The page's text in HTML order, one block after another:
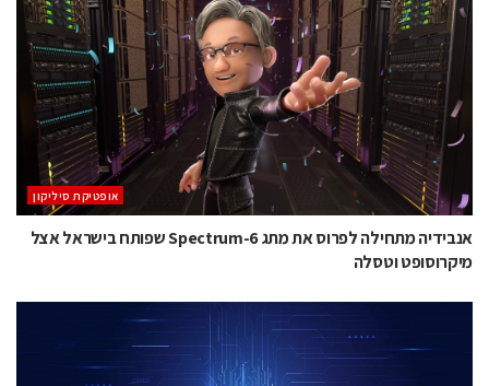
אופטיקת סיליקון
אנבידיה מתחילה לפרוס את מתג Spectrum-6 שפותח בישראל אצל
מיקרוסופט וטסלה